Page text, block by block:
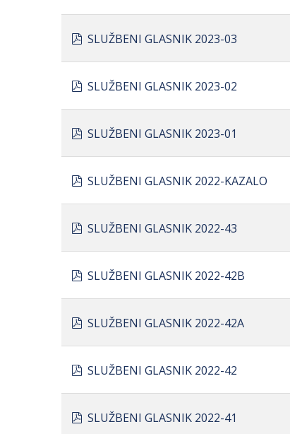
pdf
SLUŽBENI GLASNIK 2023-03
pdf
SLUŽBENI GLASNIK 2023-02
pdf
SLUŽBENI GLASNIK 2023-01
pdf
SLUŽBENI GLASNIK 2022-KAZALO
pdf
SLUŽBENI GLASNIK 2022-43
pdf
SLUŽBENI GLASNIK 2022-42B
pdf
SLUŽBENI GLASNIK 2022-42A
pdf
SLUŽBENI GLASNIK 2022-42
pdf
SLUŽBENI GLASNIK 2022-41